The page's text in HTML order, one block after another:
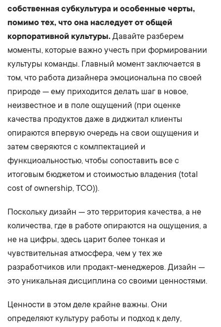
собственная субкультура и особенные черты,
помимо тех, что она наследует от общей
корпоративной культуры. Давайте разберем
моменты, которые важно учесть при формировании
культуры команды. Главный момент заключается в
том, что работа дизайнера эмоциональна по своей
природе — ему приходится делать шаг в новое,
неизвестное и в поле ощущений (при оценке
качества продуктов даже в диджитал клиенты
опираются впервую очередь на свои ощущения и
затем сверяются с комлпектацией и
функциоальностью, чтобы сопоставить все с
итоговым бюджетом и стоимостью владения (total
cost of ownership, TCO)).
Поскольку дизайн — это территория качества, а не
количества, где в работе опираются на ощущения, а
не на цифры, здесь царит более тонкая и
чувствительная атмосфера, чем у тех же
разработчиков или продакт-менеджеров. Дизайн —
это уникальная дисциплина со своими ценностями.
Ценности в этом деле крайне важны. Они
определяют культуру работы и подход к делу,